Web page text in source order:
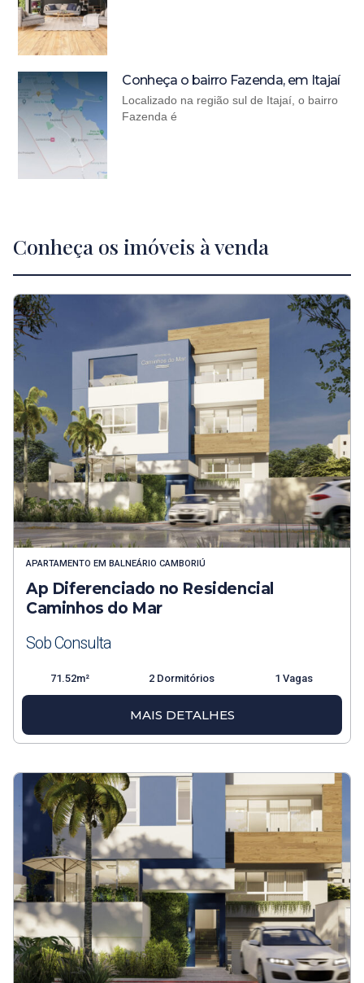
Conheça o bairro Fazenda, em Itajaí
Localizado na região sul de Itajaí, o bairro
Fazenda é
Conheça os imóveis à venda
APARTAMENTO EM BALNEÁRIO CAMBORIÚ
Ap Diferenciado no Residencial
Caminhos do Mar
Sob Consulta
71.52m² 2 Dormitórios 1 Vagas
MAIS DETALHES